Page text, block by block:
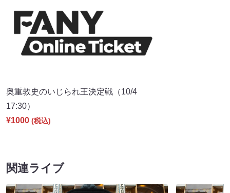
奥重敦史のいじられ王決定戦（10/4
17:30）
¥1000 (税込)
関連ライブ